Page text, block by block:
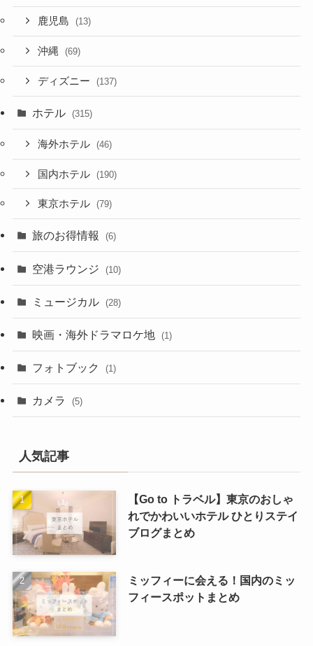
鹿児島 (13)
沖縄 (69)
ディズニー (137)
ホテル (315)
海外ホテル (46)
国内ホテル (190)
東京ホテル (79)
旅のお得情報 (6)
空港ラウンジ (10)
ミュージカル (28)
映画・海外ドラマロケ地 (1)
フォトブック (1)
カメラ (5)
人気記事
【Go to トラベル】東京のおしゃ
れでかわいいホテル ひとりステイ
ブログまとめ
ミッフィーに会える！国内のミッ
フィースポットまとめ